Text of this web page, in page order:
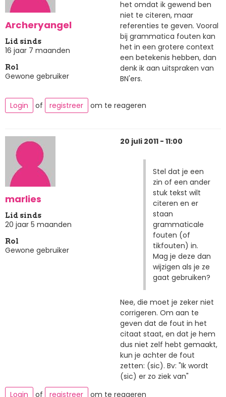
Archeryangel
Lid sinds
16 jaar 7 maanden
Rol
Gewone gebruiker
het omdat ik gewend ben
niet te citeren, maar
referenties te geven. Vooral
bij grammatica fouten kan
het in een grotere context
een betekenis hebben, dan
denk ik aan uitspraken van
BN'ers.
Login of registreer om te reageren
marlies
Lid sinds
20 jaar 5 maanden
Rol
Gewone gebruiker
20 juli 2011 - 11:00
Stel dat je een
zin of een ander
stuk tekst wilt
citeren en er
staan
grammaticale
fouten (of
tikfouten) in.
Mag je deze dan
wijzigen als je ze
gaat gebruiken?
Nee, die moet je zeker niet
corrigeren. Om aan te
geven dat de fout in het
citaat staat, en dat je hem
dus niet zelf hebt gemaakt,
kun je achter de fout
zetten: (sic). Bv: "Ik wordt
(sic) er zo ziek van"
Login
of registreer om te reageren